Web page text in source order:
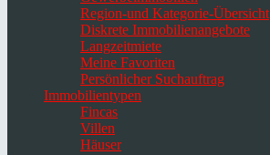
Region-und Kategorie-Übersicht
Diskrete Immobilienangebote
Langzeitmiete
Meine Favoriten
Persönlicher Suchauftrag
Immobilientypen
Fincas
Villen
Häuser